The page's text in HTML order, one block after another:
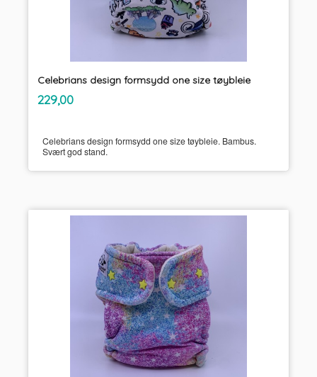
Celebrians design formsydd one size tøybleie
Pris
229,00mva.
Celebrians design formsydd one size tøybleie. Bambus.
Svært god stand.